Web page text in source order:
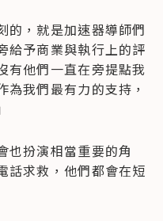
的，就是加速器導師們
給予商業與執行上的評
有他們一直在旁提點我
我們最有力的支持，
也扮演相當重要的角
話求救，他們都會在短